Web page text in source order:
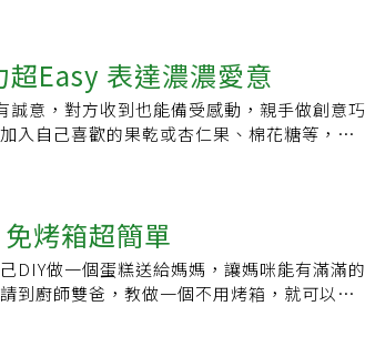
她指著工作室牆上一幅字畫，上頭提了
才知道行不行。」也是提醒她自己，無論年
試和調整，有行動才有夢，這樣人生才能活
理youtuber！王培仁：人生不要苛求自己，
蔬食煎餅上桌！在家變化早餐很簡單 立即
鼓勵打氣，展開「健康橘、好野橘、愛玩
足功課，活出精彩亮麗！&gt;&gt;現在立即
導）：食物調理搭配師。座右銘是使用年幼
做出美味健康的家庭料理。著作包括《決定
！事先備好的超輕鬆便當350》等等。本文
養素是減醣最強後盾！》，健行文化
立即加入粉絲專頁！ 用橘
康橘、好野橘、愛玩橘、好學橘」等主題，
！&gt;&gt;現在立即加入
等炒熟即可。韓綜裡讓人垂涎欲滴的「糖
會在學校外面擺攤，大家下課都跑去吃。當
多比較現代化一點的口味，像是包香蕉，或
撒堅果，口味很多。在台灣買得到幾個大牌
家自己做粉，照著食譜比例來調配與發酵，
子或大湯杓取代）內餡與配料：黑糖
好選用種類）、香蕉片 1根、冰淇淋 120g、
製作麵團：準備40度的溫水200cc，倒入酵母
米粉、黑糖、鹽後，分次加水揉成麵團，再
油，切記鍋內油量一定要足夠，並蓋過食
，也比較不容易黏鍋。當然，剩下的義大利
材份量：2人份烹調時間：5分鐘食材：里肌
、洋蔥 半個、低筋麵粉 適量、麵包粉 適量
軟肉質，加鹽與胡椒調味備用。2、 將洋蔥
麵糊，將所有食材攪拌至無顆粒即可。3、
上麵粉、啤酒麵糊、麵包粉備用。4、 起油
蔥圈炸約2分鐘，即可取出盛盤，撒上紅椒
稠即可。使用啤酒麵糊油炸，麵衣比較蓬
他許多蔬菜都能拿來烤，例如：菇類、蘆
肉、魚肉、培根、香腸等等肉類，就不用再
彩椒 4個茄子 1條橄欖
鋪上錫箔紙，再放上處理好的蔬菜。3.蔬菜
療癒料理》、日日幸福出版社 2020/02/19
庭關係、更年期保健與健康飲食等資訊，為
【我要加入專屬社團】打造亮麗熟年！
下「白米飯」開始煮飯。4.完成後倒入打散
5.放入〔步驟2〕的蝦子，蓋上鍋蓋保溫5 分
供參考，以個人電鍋商品而定【點心：金黃
再煎得金黃香酥的法式吐司，是不少人喜愛
蜂蜜適量步驟1.容器內放雞蛋、牛奶和砂
半，放入蛋奶汁浸泡，兩面都要裹均勻。3.
」至融化。4.放入吐司蓋上鍋蓋，煎至兩面
吐司麵包宜選擇厚片，吸飽蛋奶汁後，吃起
鬆做 蚵仔煎】蚵仔煎可算是夜市小吃冠軍，
的鮮甜，也避免有太多血水。可偶爾打開烤
煎1.燒熱鑄鐵鍋。2.將牛排斜放平底鑄鐵鍋
換邊斜放對角左上至右下的方向，煎完一面
的菱形格紋路。辨別牛排熟度小撇步 將大拇
肉的軟硬度。食指與大拇指相觸的下方肌肉
為各大展演活動及各大企業專任料理講師。
超Easy 表達濃濃愛意
誠意，對方收到也能備受感動，親手做創意巧
入自己喜歡的果乾或杏仁果、棉花糖等，再
香氣。2.將黑巧克力放入盆中隔水加熱至
倒入模型中，放入冰箱冷藏約1小時，取出剝
圖案模型製作。廚師介紹：型男主廚Colin，
》舉辦的學習計劃到新加坡向名廚江振誠學
烹飪食譜示範專家，經常受各大媒體訪問。
免烤箱超簡單
DIY做一個蛋糕送給媽媽，讓媽咪能有滿滿的
到廚師雙爸，教做一個不用烤箱，就可以完